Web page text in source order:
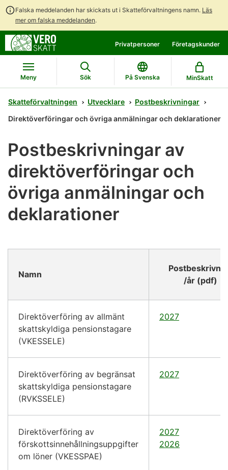
Falska meddelanden har skickats ut i Skatteförvaltningens namn. Läs
mer om falska meddelanden.
direkt
till
innehållet
till
hela
webbplatsens
sökning
Privatpersoner Företagskunder
Meny Sök På Svenska MinSkatt
Skatteförvaltningen Utvecklare
Postbeskrivningar
Direktöverföringar och övriga anmälningar och deklarationer
Postbeskrivningar av
direktöverföringar och
övriga anmälningar och
deklarationer
Namn
/år (pdf)
Direktöverföring av allmänt
skattskyldiga pensionstagare
(VKESSELE)
2027
Direktöverföring av begränsat
skattskyldiga pensionstagare
(RVKSSELE)
2027
Direktöverföring av
förskottsinnehållningsuppgifter
om löner (VKESSPAE)
2027
2026